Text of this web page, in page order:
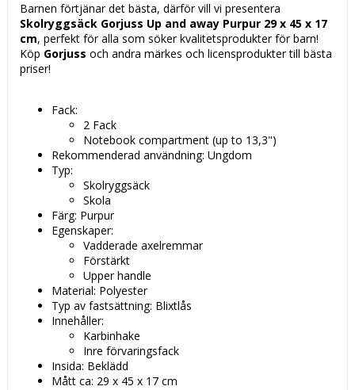
Barnen förtjänar det bästa, därför vill vi presentera
Skolryggsäck Gorjuss Up and away Purpur 29 x 45 x 17
cm, perfekt för alla som söker kvalitetsprodukter för barn!
Köp Gorjuss och andra märkes och licensprodukter till bästa
priser!
Fack:
2 Fack
Notebook compartment (up to 13,3")
Rekommenderad användning: Ungdom
Typ:
Skolryggsäck
Skola
Färg: Purpur
Egenskaper:
Vadderade axelremmar
Förstärkt
Upper handle
Material: Polyester
Typ av fastsättning: Blixtlås
Innehåller:
Karbinhake
Inre förvaringsfack
Insida: Beklädd
Mått ca: 29 x 45 x 17 cm